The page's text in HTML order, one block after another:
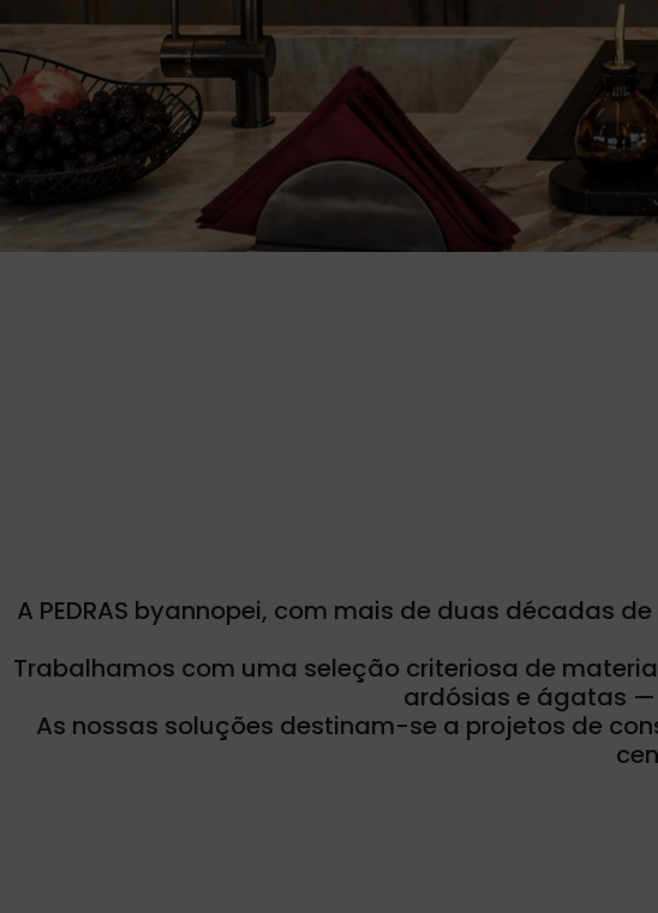
A PEDRAS byannopei, com mais de duas décadas
Trabalhamos com uma seleção criteriosa de
ardósias e ágatas
As nossas soluções destinam-se a projetos de